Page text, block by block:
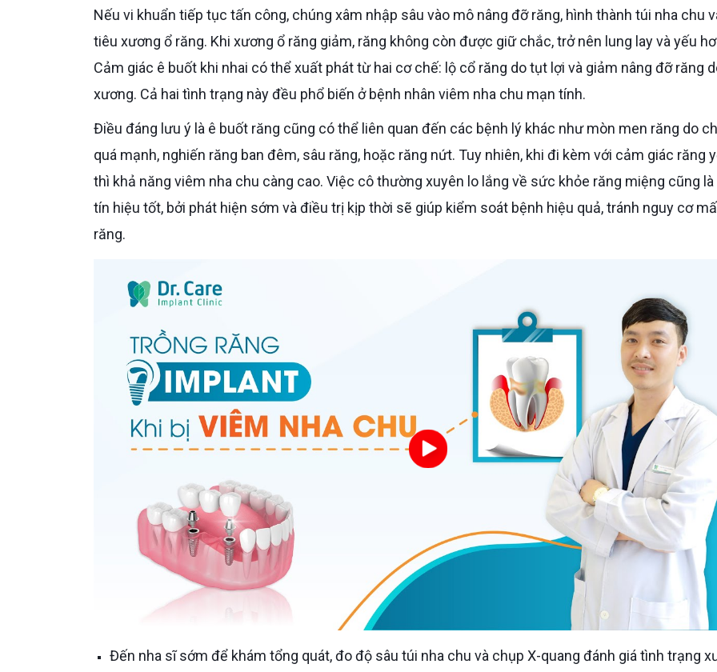
Nếu vi khuẩn tiếp tục tấn công, chúng xâm nhập sâu vào mô nâng đỡ răng, hình thành túi nha chu
tiêu xương ổ răng. Khi xương ổ răng giảm, răng không còn được giữ chắc, trở nên lung lay và yếu
Cảm giác ê buốt khi nhai có thể xuất phát từ hai cơ chế: lộ cổ răng do tụt lợi và giảm nâng đỡ răng
xương. Cả hai tình trạng này đều phổ biến ở bệnh nhân viêm nha chu mạn tính.
Điều đáng lưu ý là ê buốt răng cũng có thể liên quan đến các bệnh lý khác như mòn men răng do chải
quá mạnh, nghiến răng ban đêm, sâu răng, hoặc răng nứt. Tuy nhiên, khi đi kèm với cảm giác răng
thì khả năng viêm nha chu càng cao. Việc cô thường xuyên lo lắng về sức khỏe răng miệng cũng
tín hiệu tốt, bởi phát hiện sớm và điều trị kịp thời sẽ giúp kiểm soát bệnh hiệu quả, tránh nguy cơ
răng.
Đến nha sĩ sớm để khám tổng quát, đo độ sâu túi nha chu và chụp X-quang đánh giá tình trạng xương